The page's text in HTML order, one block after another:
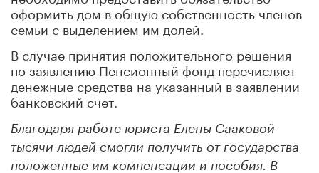
оформить дом в общую собственность членов
семьи с выделением им долей.
В случае принятия положительного решения
по заявлению Пенсионный фонд перечисляет
денежные средства на указанный в заявлении
банковский счет.
Благодаря работе юриста Елены Сааковой
тысячи людей смогли получить от государства
положенные им компенсации и пособия. В